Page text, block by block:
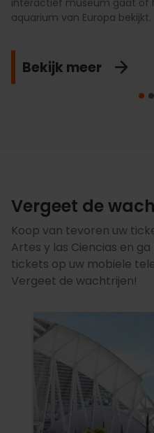
interactief museum gaat of
aquarium van Europa bekijkt.
Bekijk meer
Vergeet de
Koop van tevoren uw
Artes y las Ciencias en
tickets op uw mobiele
Vergeet de wachtrijen!